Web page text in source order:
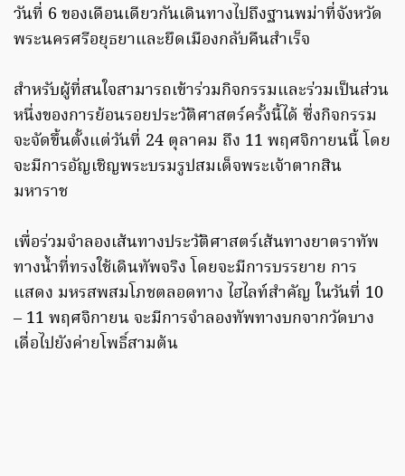
วันที่ 6 ของเดือนเดียวกันเดินทางไปถึงฐานพม่าที่จังหวัด
พระนครศรีอยุธยาและยึดเมืองกลับคืนสำเร็จ
สำหรับผู้ที่สนใจสามารถเข้าร่วมกิจกรรมและร่วมเป็นส่วน
หนึ่งของการย้อนรอยประวัติศาสตร์ครั้งนี้ได้ ซึ่งกิจกรรม
จะจัดขึ้นตั้งแต่วันที่ 24 ตุลาคม ถึง 11 พฤศจิกายนนี้ โดย
จะมีการอัญเชิญพระบรมรูปสมเด็จพระเจ้าตากสิน
มหาราช
เพื่อร่วมจำลองเส้นทางประวัติศาสตร์เส้นทางยาตราทัพ
ทางน้ำที่ทรงใช้เดินทัพจริง โดยจะมีการบรรยาย การ
แสดง มหรสพสมโภชตลอดทาง ไฮไลท์สำคัญ ในวันที่ 10
– 11 พฤศจิกายน จะมีการจำลองทัพทางบกจากวัดบาง
เดื่อไปยังค่ายโพธิ์สามต้น